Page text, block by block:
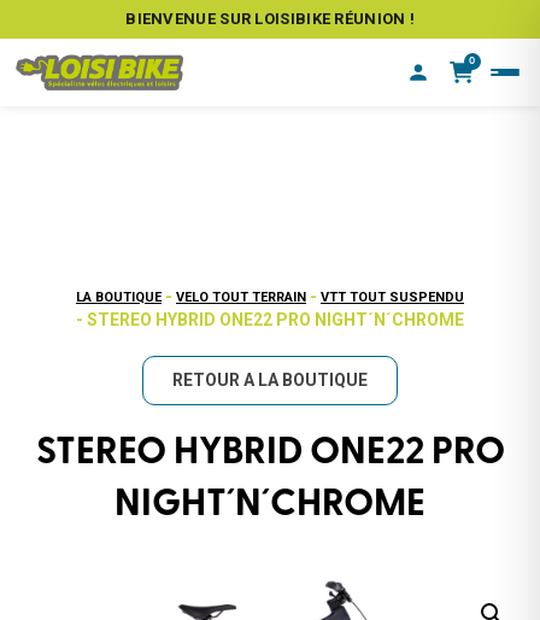
BIENVENUE SUR LOISIBIKE RÉUNION !
0
LA BOUTIQUE - VELO TOUT TERRAIN - VTT TOUT SUSPENDU
- STEREO HYBRID ONE22 PRO NIGHT´N´CHROME
RETOUR A LA BOUTIQUE
STEREO HYBRID ONE22 PRO
NIGHT´N´CHROME